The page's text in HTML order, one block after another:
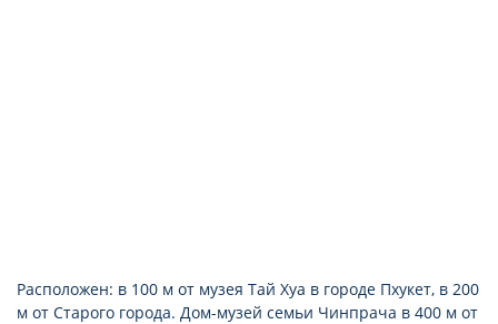
Расположен: в 100 м от музея Тай Хуа в городе Пхукет, в 200
м от Старого города. Дом-музей семьи Чинпрача в 400 м от